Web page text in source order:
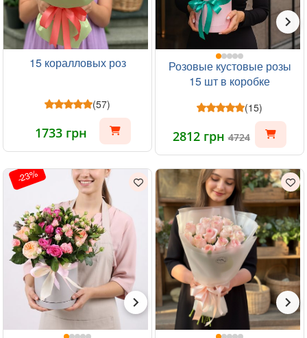
15 коралловых роз
(57)
1733 грн
Розовые кустовые розы
15 шт в коробке
(15)
2812 грн4724
-23%